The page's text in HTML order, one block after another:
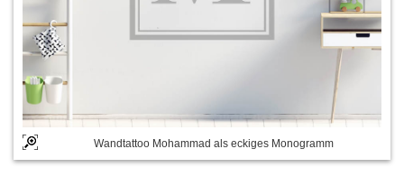
Wandtattoo Mohammad als eckiges Monogramm